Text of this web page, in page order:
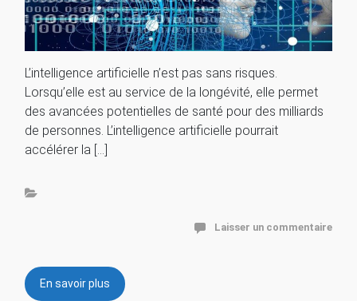
L’intelligence artificielle n’est pas sans risques.
Lorsqu’elle est au service de la longévité, elle permet
des avancées potentielles de santé pour des milliards
de personnes. L’intelligence artificielle pourrait
accélérer la […]
Laisser un commentaire
En savoir plus